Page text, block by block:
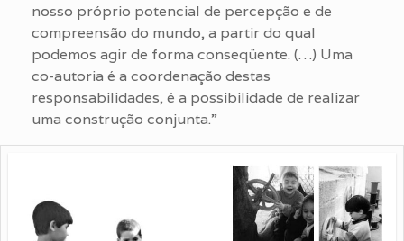
nosso próprio potencial de percepção e de
compreensão do mundo, a partir do qual
podemos agir de forma conseqüente. (…) Uma
co-autoria é a coordenação destas
responsabilidades, é a possibilidade de realizar
uma construção conjunta.”